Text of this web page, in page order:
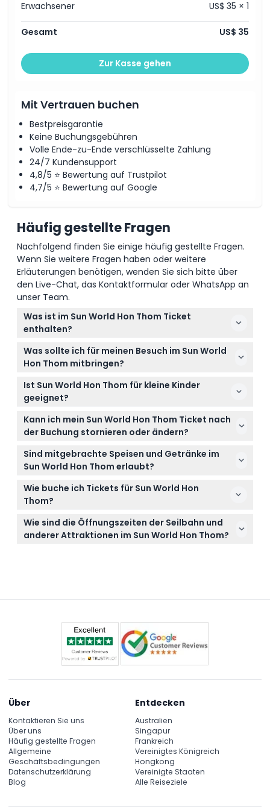
Erwachsener
US$ 35 × 1
Gesamt US$ 35
Zur Kasse gehen
Mit Vertrauen buchen
Bestpreisgarantie
Keine Buchungsgebühren
Volle Ende-zu-Ende verschlüsselte Zahlung
24/7 Kundensupport
4,8/5 ⭐ Bewertung auf Trustpilot
4,7/5 ⭐ Bewertung auf Google
Häufig gestellte Fragen
Nachfolgend finden Sie einige häufig gestellte Fragen.
Wenn Sie weitere Fragen haben oder weitere
Erläuterungen benötigen, wenden Sie sich bitte über
den Live-Chat, das Kontaktformular oder WhatsApp an
unser Team.
Was ist im Sun World Hon Thom Ticket
enthalten?
Ihr Ticket beinhaltet den Eintritt zur Seilbahn, zum
Aquatopia Wasserpark, zum Exotica Park und zum
Strandbereich sowie je nach gewähltem Paket
Zugang zu den Vorstellungen Symphony of the Sea
und Kiss of the Sea.
Was sollte ich für meinen Besuch im Sun World
Hon Thom mitbringen?
Es ist ratsam, einen Hut und Sonnencreme zum
Sonnenschutz mitzubringen sowie einen
Badeanzug und ein Wechselkleidungsset, wenn Sie
den Aquatopia Wasserpark genießen möchten.
Ist Sun World Hon Thom für kleine Kinder
geeignet?
Kinder unter 99 cm Körpergröße haben freien
Eintritt, während Kinder ab 100 cm den
Erwachsenenpreis zahlen, daher ist es für Familien
geeignet, Kinder müssen jedoch diese
Größenanforderungen erfüllen.
Kann ich mein Sun World Hon Thom Ticket nach
der Buchung stornieren oder ändern?
Leider sind keine Stornierungen, Rückerstattungen
oder Änderungen nach Buchung des Tickets
sein, dass Ihre Pläne feststehen.
Sind mitgebrachte Speisen und Getränke im
Sun World Hon Thom erlaubt?
Nein, mitgebrachte Speisen und Getränke sind im
Park nicht erlaubt, planen Sie daher, vor Ort
Wie buche ich Tickets für Sun World Hon
Thom?
Sie können Ihre Tickets einfach online hier auf
dieser Website buchen, um einen reibungslosen
Wie sind die Öffnungszeiten der Seilbahn und
anderer Attraktionen im Sun World Hon Thom?
vorbehalten – bitte bestätigen Sie die Zeiten bei der
Über
Kontaktieren Sie uns
Über uns
Häufig gestellte Fragen
Allgemeine
Geschäftsbedingungen
Datenschutzerklärung
Blog
Entdecken
Australien
Singapur
Frankreich
Vereinigtes Königreich
Hongkong
Vereinigte Staaten
Alle Reiseziele